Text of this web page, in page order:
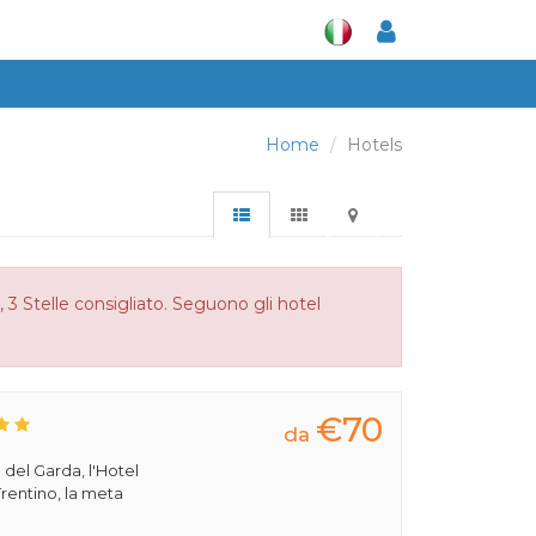
Home Hotels
Stelle consigliato. Seguono gli hotel
del Garda, l'Hotel
la meta
da €70